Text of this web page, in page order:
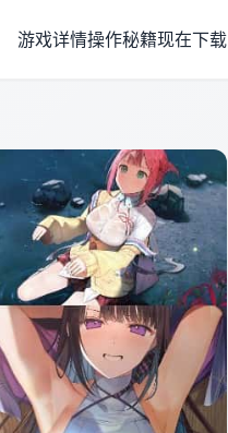
游戏详情操作秘籍现在下载